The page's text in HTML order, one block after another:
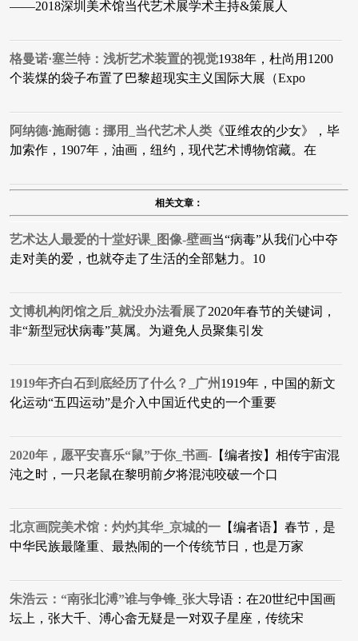
——2018深圳美术馆当代艺术展学术主持&策展人
格曼诺·塞兰特：浅析艺术装置的视觉1938年，杜尚用1200
个装煤的袋子布置了巴黎超现实主义国际大展（Expo
阿纳德·施耐德：挪用_当代艺术人类 ​《亚维农的少女》，毕
加索作，1907年，油画，纽约，现代艺术博物馆藏。在
相关文章：
艺术达人最爱的十堂好课_图像-壁画当“病毒”从我们心中夺
走对美的爱，也就夺走了生活的全部魅力。10
文博机构闭馆之后_就没办法看展了2020年春节的关键词，
非“新型冠状病毒”莫属。为避免人员聚集引发
1919年齐白石到底经历了什么？_广州 1919年，中国的新文
化运动“五四运动”是介入中国近代史的一个重要
2020年，愿平安喜乐“鼠”于你_书画- 【编者按】相传宇宙混
沌之时，一只老鼠在黎明前夕将混沌咬破一个口
北京画院美术馆：灼灼其华_京城的一 【编者语】春节，是
中华民族最隆重、最热闹的一个传统节日，也是万家
朱浩云：“南张北溥”谁与争锋_张大导语：在20世纪中国画
坛上，张大千、溥心畲无疑是一对双子星座，传统宋